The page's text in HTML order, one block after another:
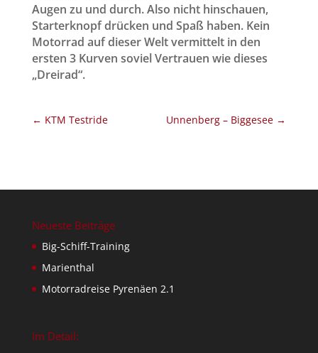
Augen zu und durch. Also nicht hinschauen,
Starterknopf drücken und Spaß haben. Kein
Motorrad auf dieser Welt vermittelt in den
ersten 3 Kurven soviel Vertrauen wie dieses
„Dreirad“.
← KTM Testride Unnenberg – Biggesee →
Neueste Beiträge
Big-Schiff-Training
Marienthal
Motorradreise Pyrenäen 2.1
Im Detail: